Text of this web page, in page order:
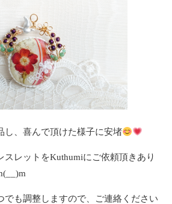
し、喜んで頂けた様子に安堵
スレットをKuthumiにご依頼頂きあり
でも調整しますので、ご連絡ください